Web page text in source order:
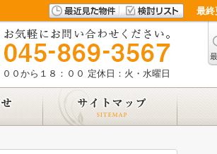
最終
０から１８：００ 定休日：火・水曜日